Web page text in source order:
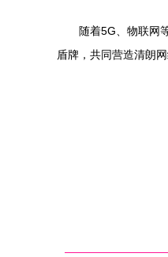
随着5G、物联网
盾牌，共同营造清朗网